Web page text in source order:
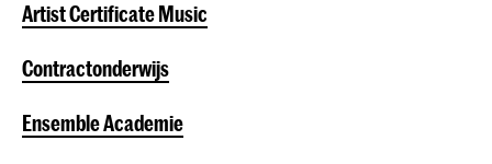
Artist Certificate Music
Contractonderwijs
Ensemble Academie